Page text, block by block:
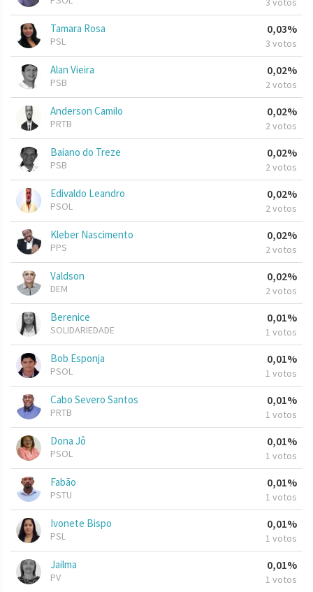
Tamara Rosa
PSL
0,03%
3 votos
Alan Vieira
PSB
0,02%
2 votos
Anderson Camilo
PRTB
0,02%
2 votos
Baiano do Treze
PSB
0,02%
2 votos
Edivaldo Leandro
PSOL
0,02%
2 votos
Kleber Nascimento
PPS
0,02%
2 votos
Valdson
DEM
0,02%
2 votos
Berenice
SOLIDARIEDADE
0,01%
1 votos
Bob Esponja
PSOL
0,01%
1 votos
Cabo Severo Santos
PRTB
0,01%
1 votos
Dona Jô
PSOL
0,01%
1 votos
Fabão
PSTU
0,01%
1 votos
Ivonete Bispo
PSL
0,01%
1 votos
Jailma
PV
0,01%
1 votos